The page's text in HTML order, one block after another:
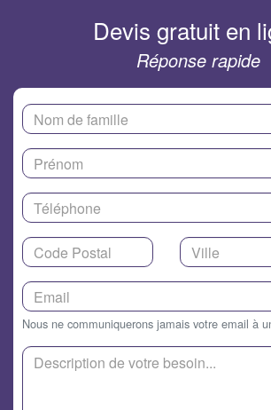
Devis gratuit en
Réponse rapide
Nous ne communiquerons jamais votre email à